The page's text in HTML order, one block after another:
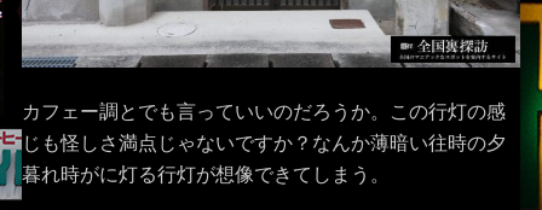
カフェー調とでも言っていいのだろうか。この行灯の感
じも怪しさ満点じゃないですか？なんか薄暗い往時の夕
暮れ時がに灯る行灯が想像できてしまう。